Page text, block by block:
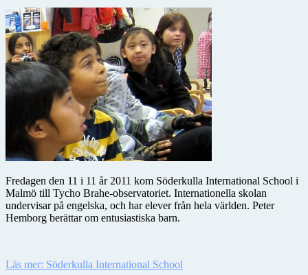
Fredagen den 11 i 11 år 2011 kom Söderkulla International School i
Malmö till Tycho Brahe-observatoriet. Internationella skolan
undervisar på engelska, och har elever från hela världen. Peter
Hemborg berättar om entusiastiska barn.
Läs mer: Söderkulla International School